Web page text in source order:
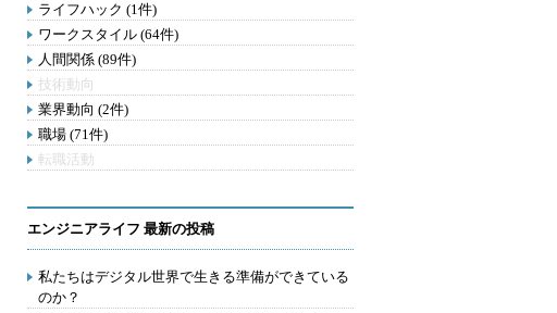
ライフハック (1件)
ワークスタイル (64件)
人間関係 (89件)
技術動向
業界動向 (2件)
職場 (71件)
転職活動
エンジニアライフ 最新の投稿
私たちはデジタル世界で生きる準備ができている
のか？